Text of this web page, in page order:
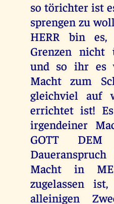
so törichter ist
sprengen zu
HERR bin es,
Grenzen nicht
und so ihr es
Macht zum
gleichviel auf
errichtet ist!
irgendeiner
GOTT DEM
Macht in
zugelassen
alleinigen